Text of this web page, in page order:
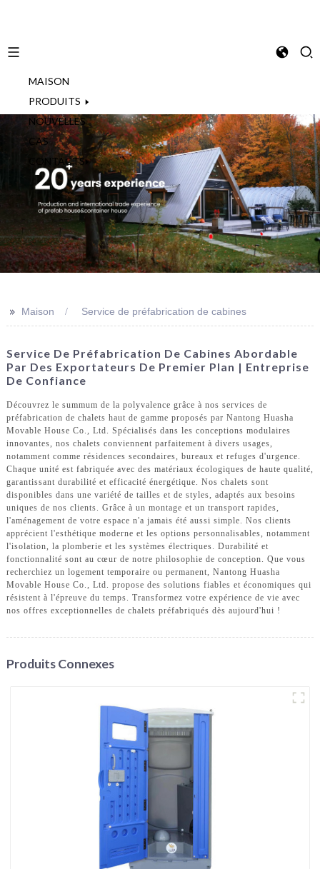
MAISON
PRODUITS
NOUVELLES
CAS
CONTACTS
>> Maison Service de préfabrication de cabines
Service De Préfabrication De Cabines Abordable
Par Des Exportateurs De Premier Plan | Entreprise
De Confiance
Découvrez le summum de la polyvalence grâce à nos services de
préfabrication de chalets haut de gamme proposés par Nantong Huasha
Movable House Co., Ltd. Spécialisés dans les conceptions modulaires
innovantes, nos chalets conviennent parfaitement à divers usages,
notamment comme résidences secondaires, bureaux et refuges d'urgence.
Chaque unité est fabriquée avec des matériaux écologiques de haute qualité,
garantissant durabilité et efficacité énergétique. Nos chalets sont
disponibles dans une variété de tailles et de styles, adaptés aux besoins
uniques de nos clients. Grâce à un montage et un transport rapides,
l'aménagement de votre espace n'a jamais été aussi simple. Nos clients
apprécient l'esthétique moderne et les options personnalisables, notamment
l'isolation, la plomberie et les systèmes électriques. Durabilité et
fonctionnalité sont au cœur de notre philosophie de conception. Que vous
recherchiez un logement temporaire ou permanent, Nantong Huasha
Movable House Co., Ltd. propose des solutions fiables et économiques qui
résistent à l'épreuve du temps. Transformez votre expérience de vie avec
nos offres exceptionnelles de chalets préfabriqués dès aujourd'hui !
Produits Connexes